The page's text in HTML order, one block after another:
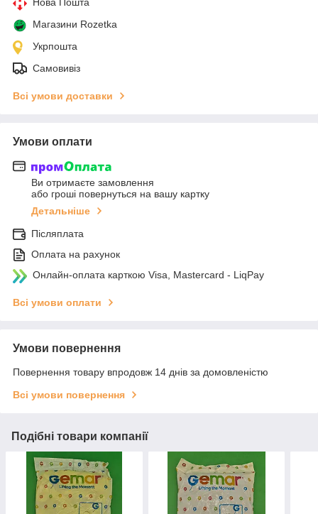
Магазини Rozetka
Укрпошта
Самовивіз
Всі умови доставки
Умови оплати
Ви отримаєте замовлення
або гроші повернуться на вашу картку
Детальніше
Післяплата
Оплата на рахунок
Онлайн-оплата карткою Visa, Mastercard - LiqPay
Всі умови оплати
Умови повернення
Повернення товару впродовж 14 днів за домовленістю
Всі умови повернення
Подібні товари компанії